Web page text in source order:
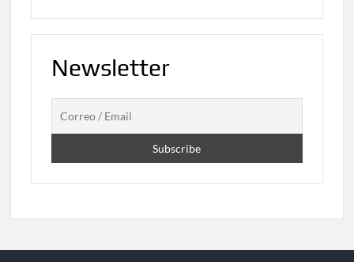
Newsletter